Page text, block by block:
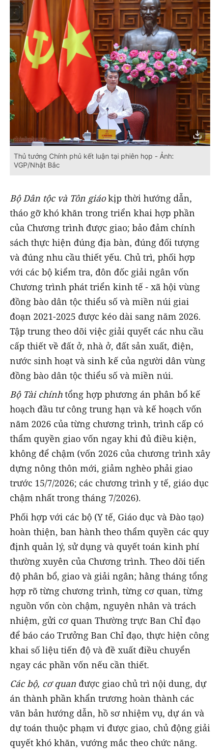
Thủ tướng Chính phủ kết luận tại phiên họp - Ảnh:
VGP/Nhật Bắc
Bộ Dân tộc và Tôn giáokịp thời hướng dẫn,
tháo gỡ khó khăn trong triển khai hợp phần
của Chương trình được giao; bảo đảm chính
sách thực hiện đúng địa bàn, đúng đối tượng
và đúng nhu cầu thiết yếu. Chủ trì, phối hợp
với các bộ kiểm tra, đôn đốc giải ngân vốn
Chương trình phát triển kinh tế - xã hội vùng
đồng bào dân tộc thiểu số và miền núi giai
đoạn 2021-2025 được kéo dài sang năm 2026.
Tập trung theo dõi việc giải quyết các nhu cầu
cấp thiết về đất ở, nhà ở, đất sản xuất, điện,
nước sinh hoạt và sinh kế của người dân vùng
đồng bào dân tộc thiểu số và miền núi.
Bộ Tài chínhtổng hợp phương án phân bổ kế
hoạch đầu tư công trung hạn và kế hoạch vốn
năm 2026 của từng chương trình, trình cấp có
thẩm quyền giao vốn ngay khi đủ điều kiện,
không để chậm (vốn 2026 của chương trình xây
dựng nông thôn mới, giảm nghèo phải giao
trước 15/7/2026; các chương trình y tế, giáo dục
chậm nhất trong tháng 7/2026).
Phối hợp với các bộ (Y tế, Giáo dục và Đào tạo)
hoàn thiện, ban hành theo thẩm quyền các quy
định quản lý, sử dụng và quyết toán kinh phí
thường xuyên của Chương trình. Theo dõi tiến
độ phân bổ, giao và giải ngân; hằng tháng tổng
hợp rõ từng chương trình, từng cơ quan, từng
nguồn vốn còn chậm, nguyên nhân và trách
nhiệm, gửi cơ quan Thường trực Ban Chỉ đạo
để báo cáo Trưởng Ban Chỉ đạo, thực hiện công
khai số liệu tiến độ và đề xuất điều chuyển
ngay các phần vốn nếu cần thiết.
Các bộ, cơ quan được giao chủ trì nội dung, dự
án thành phần khẩn trương hoàn thành các
văn bản hướng dẫn, hồ sơ nhiệm vụ, dự án và
dự toán thuộc phạm vi được giao, chủ động giải
quyết khó khăn, vướng mắc theo chức năng.